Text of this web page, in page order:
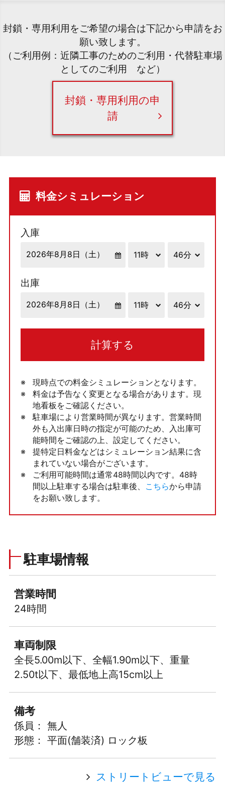
封鎖・専用利用をご希望の場合は下記から申請をお
願い致します。
（ご利用例：近隣工事のためのご利用・代替駐車場
としてのご利用 など）
封鎖・専用利用の申
請
料金シミュレーション
入庫
出庫
計算する
現時点での料金シミュレーションとなります。
料金は予告なく変更となる場合があります。現
地看板をご確認ください。
駐車場により営業時間が異なります。営業時間
外も入出庫日時の指定が可能のため、入出庫可
能時間をご確認の上、設定してください。
提特定日料金などはシミュレーション結果に含
まれていない場合がございます。
ご利用可能時間は通常48時間以内です。48時
間以上駐車する場合は駐車後、
こちらから申請
をお願い致します。
駐車場情報
営業時間
24時間
車両制限
全長5.00m以下、全幅1.90m以下、重量
2.50t以下、最低地上高15cm以上
備考
係員： 無人
形態： 平面(舗装済) ロック板
ストリートビューで見る